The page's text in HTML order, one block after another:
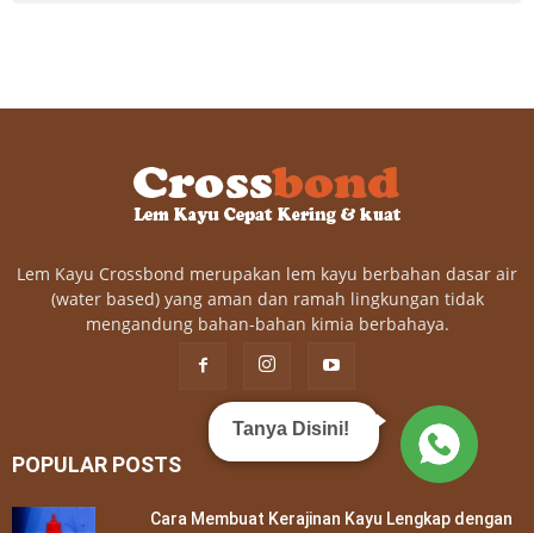
Lem Kayu Crossbond merupakan lem kayu berbahan dasar air
(water based) yang aman dan ramah lingkungan tidak
mengandung bahan-bahan kimia berbahaya.
POPULAR POSTS
Cara Membuat Kerajinan Kayu Lengkap dengan
Tanya Disini!